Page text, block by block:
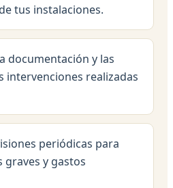
tus instalaciones.
documentación y las
intervenciones realizadas
periódicas para
graves y gastos